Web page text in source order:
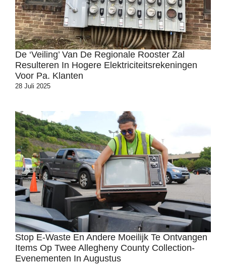
De ‘veiling’ Van De Regionale Rooster Zal
Resulteren In Hogere Elektriciteitsrekeningen
Voor Pa. Klanten
28 Juli 2025
Stop E-Waste En Andere Moeilijk Te Ontvangen
Items Op Twee Allegheny County Collection-
Evenementen In Augustus